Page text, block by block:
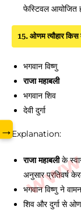
फेस्टिवल आयोजित
15. ओणम त्यौहार किस
भगवान विष्णु
राजा महाबली
भगवान शिव
देवी दुर्गा
Explanation:
राजा महाबलीके
अनुसार प्रतिवर्ष
भगवान विष्णु ने
शिव और दुर्गा से
→